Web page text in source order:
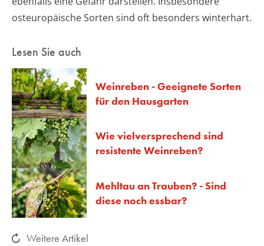
osteuropäische Sorten sind oft besonders winterhart.
Lesen Sie auch
Weinreben - Geeignete Sorten
für den Hausgarten
Wie vielversprechend sind
resistente Weinreben?
Mehltau an Trauben? - Sind
diese noch essbar?
Weitere Artikel